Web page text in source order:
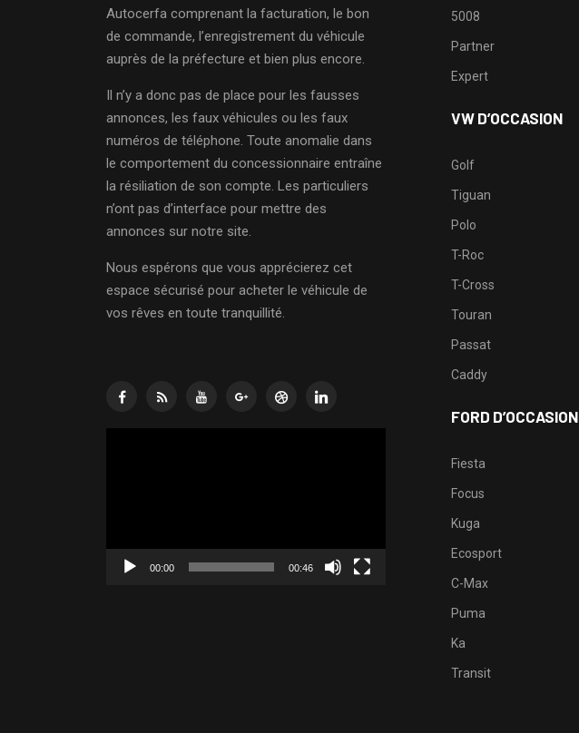
Autocerfa comprenant la facturation, le bon
de commande, l’enregistrement du véhicule
auprès de la préfecture et bien plus encore.
Il n’y a donc pas de place pour les fausses
annonces, les faux véhicules ou les faux
numéros de téléphone. Toute anomalie dans
le comportement du concessionnaire entraîne
la résiliation de son compte. Les particuliers
n’ont pas d’interface pour mettre des
annonces sur notre site.
Nous espérons que vous apprécierez cet
espace sécurisé pour acheter le véhicule de
vos rêves en toute tranquillité.
00:00 00:46
5008
Partner
Expert
VW D’OCCASION
Golf
Tiguan
Polo
T-Roc
T-Cross
Touran
Passat
Caddy
FORD D’OCCASION
Fiesta
Focus
Kuga
Ecosport
C-Max
Puma
Ka
Transit